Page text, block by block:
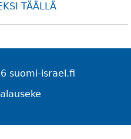
TÄÄLLÄ
suomi-israel.fi